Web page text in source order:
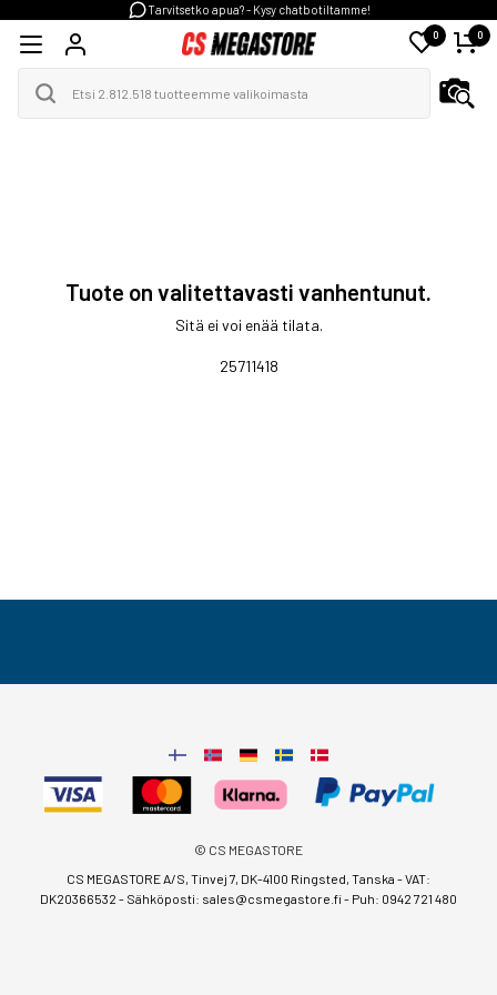
Tarvitsetko apua? - Kysy chatbotiltamme!
0 0
Tuote on valitettavasti vanhentunut.
Sitä ei voi enää tilata.
25711418
© CS MEGASTORE
CS MEGASTORE A/S, Tinvej 7, DK-4100 Ringsted, Tanska - VAT:
DK20366532 - Sähköposti: sales@csmegastore.fi- Puh: 0942 721 480